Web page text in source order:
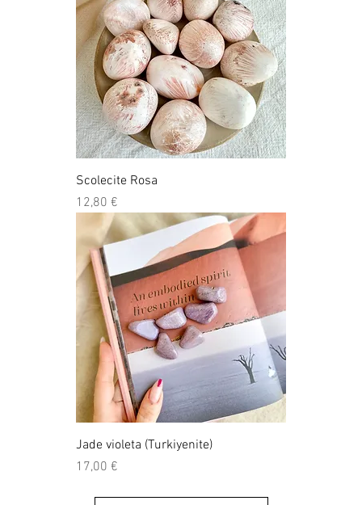
Scolecite Rosa
Preço
12,80 €
Jade violeta (Turkiyenite)
Preço
17,00 €